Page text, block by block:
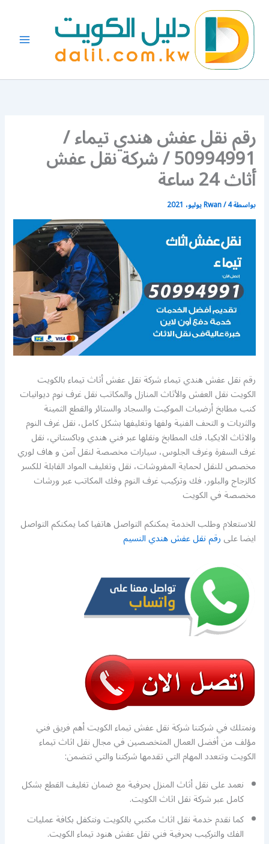
المحتوى
رقم نقل عفش هندي تيماء /
50994991 / شركة نقل عفش
أثاث 24 ساعة
بواسطة Rwan/4 يوليو، 2021
رقم نقل عفش هندي تيماء شركة نقل عفش أثاث تيماء بالكويت
الكويت نقل العفش والأثاث المنازل والمكاتب نقل غرف نوم ديوانيات
كنب مطابخ أرضيات الموكيت والسجاد والستائر والقطع الثمينة
والثريات و التحف الفنية ولفها وتغليفها بشكل كامل، نقل غرف النوم
والاثاث الايكيا، فك المطابخ ونقلها عبر فني هندي وباكستاني، نقل
غرف السفرة وغرف الجلوس، سيارات مخصصة لنقل آمن و هاف لوري
مخصص للنقل لحماية المفروشات، نقل وتغليف المواد القابلة للكسر
كالزجاج والبلور، فك وتركيب غرف النوم وفك المكاتب عبر ورشات
مخصصة في الكويت
للاستعلام وطلب الخدمة يمكنكم التواصل هاتفيا كما يمكنكم التواصل
ايضا علىرقم نقل عفش هندي النسيم
ونمتلك في شركتنا شركة نقل عفش تيماء الكويت أهم فريق فني
مؤلف من أفضل العمال المتخصصين في مجال نقل اثاث تيماء
الكويت وتتعدد المهام التي تقدمها شركتنا والتي تتضمن:
نعمد على نقل أثاث المنزل بحرفية مع ضمان تغليف القطع بشكل
كامل عبر شركة نقل اثاث الكويت.
كما نقدم خدمة نقل اثاث مكتبي بالكويت ونتكفل بكافة عمليات
الفك والتركيب بحرفية فني نقل عفش هنود تيماء الكويت.